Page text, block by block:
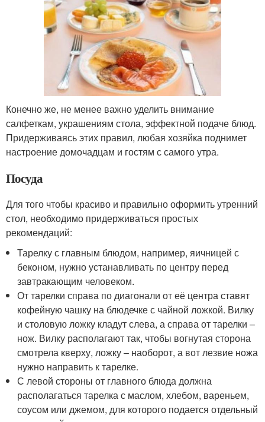
Конечно же, не менее важно уделить внимание
салфеткам, украшениям стола, эффектной подаче блюд.
Придерживаясь этих правил, любая хозяйка поднимет
настроение домочадцам и гостям с самого утра.
Посуда
Для того чтобы красиво и правильно оформить утренний
стол, необходимо придерживаться простых
рекомендаций:
Тарелку с главным блюдом, например, яичницей с
беконом, нужно устанавливать по центру перед
завтракающим человеком.
От тарелки справа по диагонали от её центра ставят
кофейную чашку на блюдечке с чайной ложкой. Вилку
и столовую ложку кладут слева, а справа от тарелки –
нож. Вилку располагают так, чтобы вогнутая сторона
смотрела кверху, ложку – наоборот, а вот лезвие ножа
нужно направить к тарелке.
С левой стороны от главного блюда должна
располагаться тарелка с маслом, хлебом, вареньем,
соусом или джемом, для которого подается отдельный